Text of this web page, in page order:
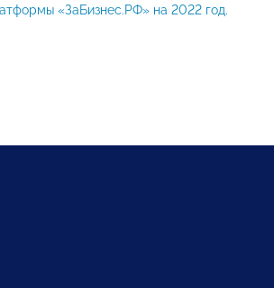
«ЗаБизнес.РФ» на 2022 год.